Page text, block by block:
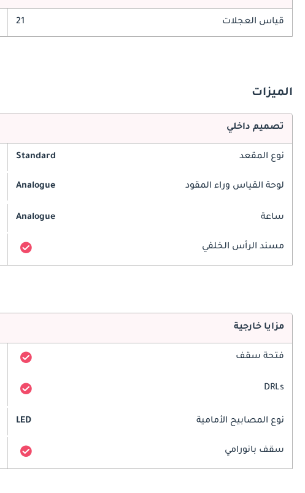
قياس العجلات 21
الميزات
تصميم داخلي
نوع المقعد Standard
لوحة القياس وراء المقود Analogue
ساعة Analogue
مسند الرأس الخلفي
مزايا خارجية
فتحة سقف
DRLs
نوع المصابيح الأمامية LED
سقف بانورامي